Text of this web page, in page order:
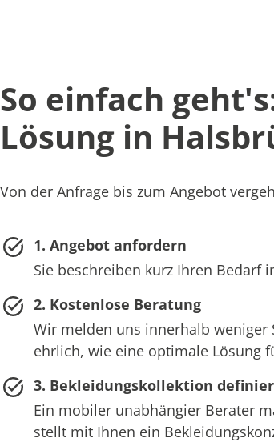
So einfach
Lösung in
Von der Anfrage bis zum Angebot
1. Angebot anfordern
Sie beschreiben kurz Ihren Bedarf
2. Kostenlose Beratung
Wir melden uns innerhalb weniger
ehrlich, wie eine optimale Lösung
3. Bekleidungskollektion
Ein mobiler unabhängier Berater
stellt mit Ihnen ein